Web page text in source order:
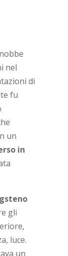
nel
di
fu
un
in
gli
luce.
un